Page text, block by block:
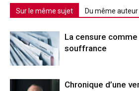
Sur le même sujet Du même auteur
La censure
souffrance
Chronique d’une